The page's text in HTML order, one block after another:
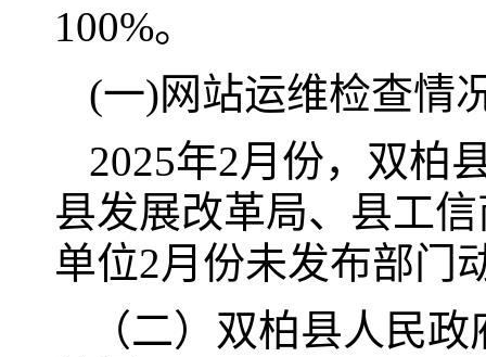
100%。
(一)网站运维检查情
2025年2月份，双柏
县发展改革局、县工
单位2月份未发布部门
（二）双柏县人民